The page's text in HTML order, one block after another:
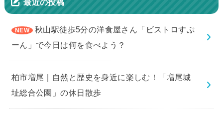
秋山駅徒歩5分の洋食屋さん「ビストロすぷ
ーん」で今日は何を食べよう？
柏市増尾｜自然と歴史を身近に楽しむ！「増尾城
址総合公園」の休日散歩